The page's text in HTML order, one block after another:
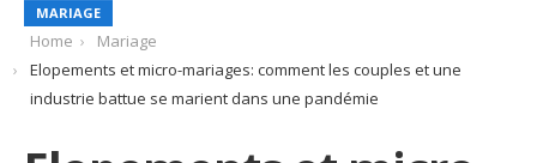
MARIAGE
Home
Mariage
Elopements et micro-mariages: comment les couples et une
industrie battue se marient dans une pandémie